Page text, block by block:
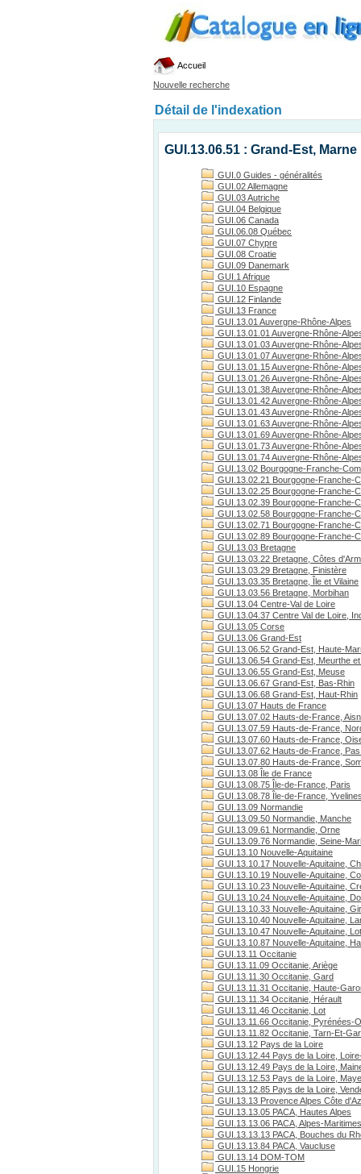
Accueil
Nouvelle recherche
Détail de l'indexation
GUI.13.06.51 : Grand-Est, Marne
GUI.0 Guides - généralités
GUI.02 Allemagne
GUI.03 Autriche
GUI.04 Belgique
GUI.06 Canada
GUI.06.08 Québec
GUI.07 Chypre
GUI.08 Croatie
GUI.09 Danemark
GUI.1 Afrique
GUI.10 Espagne
GUI.12 Finlande
GUI.13 France
GUI.13.01 Auvergne-Rhône-Alpes
GUI.13.01.01 Auvergne-Rhône-
GUI.13.01.03 Auvergne-Rhône-
GUI.13.01.07 Auvergne-Rhône-
GUI.13.01.15 Auvergne-Rhône-
GUI.13.01.26 Auvergne-Rhône-
GUI.13.01.38 Auvergne-Rhône-
GUI.13.01.42 Auvergne-Rhône-
GUI.13.01.43 Auvergne-Rhône-
GUI.13.01.63 Auvergne-Rhône-
GUI.13.01.69 Auvergne-Rhône-
GUI.13.01.73 Auvergne-Rhône-
GUI.13.01.74 Auvergne-Rhône-
GUI.13.02 Bourgogne-Franche-
GUI.13.02.21 Bourgogne-Franche-
GUI.13.02.25 Bourgogne-Franche-
GUI.13.02.39 Bourgogne-Franche-
GUI.13.02.58 Bourgogne-Franche-
GUI.13.02.71 Bourgogne-Franche-
GUI.13.02.89 Bourgogne-Franche-
GUI.13.03 Bretagne
GUI.13.03.22 Bretagne, Côtes
GUI.13.03.29 Bretagne, Finistère
GUI.13.03.35 Bretagne, Île et Vilaine
GUI.13.03.56 Bretagne, Morbihan
GUI.13.04 Centre-Val de Loire
GUI.13.04.37 Centre Val de Loire,
GUI.13.05 Corse
GUI.13.06 Grand-Est
GUI.13.06.52 Grand-Est, Haute-
GUI.13.06.54 Grand-Est, Meurthe
GUI.13.06.55 Grand-Est, Meuse
GUI.13.06.67 Grand-Est, Bas-Rhin
GUI.13.06.68 Grand-Est, Haut-Rhin
GUI.13.07 Hauts de France
GUI.13.07.02 Hauts-de-France,
GUI.13.07.59 Hauts-de-France,
GUI.13.07.60 Hauts-de-France,
GUI.13.07.62 Hauts-de-France,
GUI.13.07.80 Hauts-de-France,
GUI.13.08 Île de France
GUI.13.08.75 Île-de-France, Paris
GUI.13.08.78 Île-de-France,
GUI.13.09 Normandie
GUI.13.09.50 Normandie, Manche
GUI.13.09.61 Normandie, Orne
GUI.13.09.76 Normandie, Seine-
GUI.13.10 Nouvelle-Aquitaine
GUI.13.10.17 Nouvelle-Aquitaine,
GUI.13.10.19 Nouvelle-Aquitaine,
GUI.13.10.23 Nouvelle-Aquitaine,
GUI.13.10.24 Nouvelle-Aquitaine,
GUI.13.10.33 Nouvelle-Aquitaine,
GUI.13.10.40 Nouvelle-Aquitaine,
GUI.13.10.47 Nouvelle-Aquitaine,
GUI.13.10.87 Nouvelle-Aquitaine,
GUI.13.11 Occitanie
GUI.13.11.09 Occitanie, Ariège
GUI.13.11.30 Occitanie, Gard
GUI.13.11.31 Occitanie, Haute-
GUI.13.11.34 Occitanie, Hérault
GUI.13.11.46 Occitanie, Lot
GUI.13.11.66 Occitanie, Pyrénées-
GUI.13.11.82 Occitanie, Tarn-Et-
GUI.13.12 Pays de la Loire
GUI.13.12.44 Pays de la Loire,
GUI.13.12.49 Pays de la Loire,
GUI.13.12.53 Pays de la Loire,
GUI.13.12.85 Pays de la Loire,
GUI.13.13 Provence Alpes Côte
GUI.13.13.05 PACA, Hautes Alpes
GUI.13.13.06 PACA, Alpes-Maritimes
GUI.13.13.13 PACA, Bouches du
GUI.13.13.84 PACA, Vaucluse
GUI.13.14 DOM-TOM
GUI.15 Hongrie